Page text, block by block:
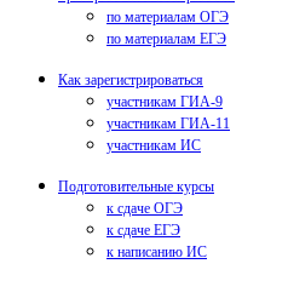
по материалам ОГЭ
по материалам ЕГЭ
Как зарегистрироваться
участникам ГИА-9
участникам ГИА-11
участникам ИС
Подготовительные курсы
к сдаче ОГЭ
к сдаче ЕГЭ
к написанию ИС